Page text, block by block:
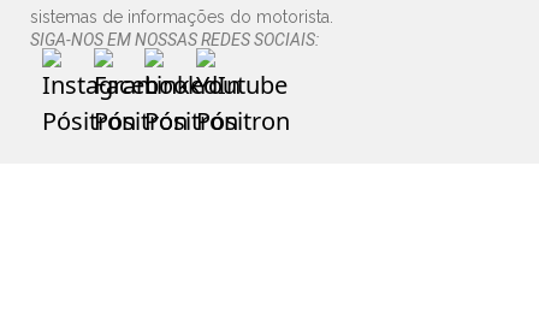
sistemas de informações do motorista.
SIGA-NOS EM NOSSAS REDES SOCIAIS: